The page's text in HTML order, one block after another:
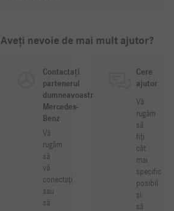
Aveți nevoie de mai mult ajutor?
Contactați
partenerul
dumneavoastră
Mercedes-
Benz
Vă
rugăm
să
vă
conectați
sau
să
Cere
ajutor
Vă
rugăm
să
fiți
cât
mai
specific
posibil
și
să